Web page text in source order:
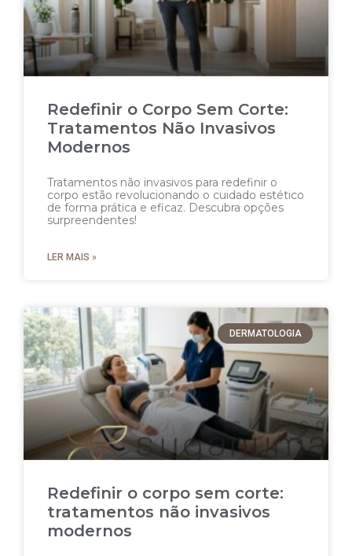
Redefinir o Corpo Sem Corte:
Tratamentos Não Invasivos
Modernos
Tratamentos não invasivos para redefinir o
corpo estão revolucionando o cuidado estético
de forma prática e eficaz. Descubra opções
surpreendentes!
LER MAIS »
DERMATOLOGIA
Redefinir o corpo sem corte:
tratamentos não invasivos
modernos